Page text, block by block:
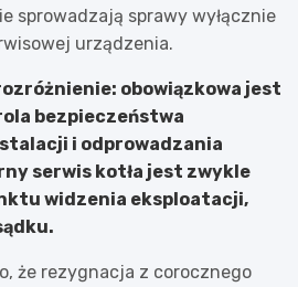
sprowadzają sprawy wyłącznie
urządzenia.
obowiązkowa jest
bezpieczeństwa
i odprowadzania
serwis kotła jest zwykle
widzenia eksploatacji,
że rezygnacja z corocznego